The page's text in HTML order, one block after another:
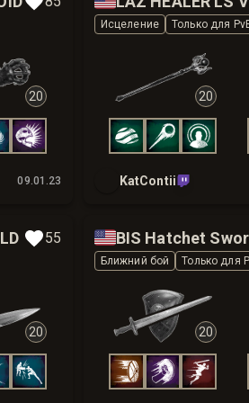
20
09.01.23
Исцеление Только для
20
KatContii
55
20
🇺🇸BIS Hatchet
Ближний бой Только для
20